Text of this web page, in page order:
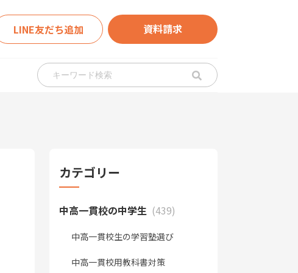
LINE友だち追加 資料請求
カテゴリー
中高一貫校の中学生 (439)
中高一貫校生の学習塾選び
中高一貫校用教科書対策